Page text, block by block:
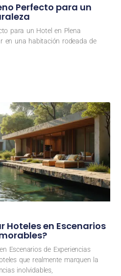
Perfecto para un
para un Hotel en Plena
en una habitación rodeada de
Hoteles en Escenarios
Escenarios de Experiencias
que realmente marquen la
inolvidables,